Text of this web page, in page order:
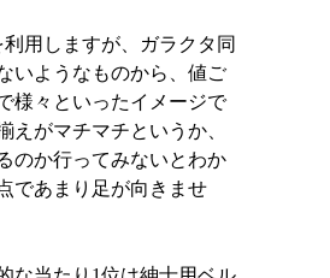
利用しますが、ガラクタ同
いようなものから、値ご
様々といったイメージで
えがマチマチというか、
のか行ってみないとわか
であまり足が向きませ